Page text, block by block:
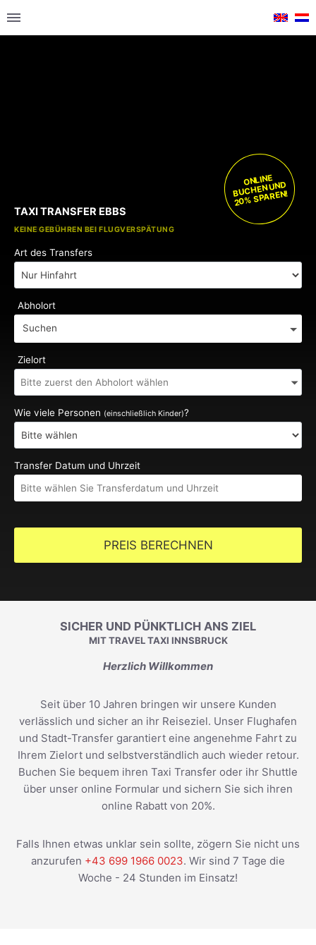
KOSTENLOSE KINDERSITZE
KEINE GEBÜHREN BEI FLUGVERSPÄTUNG
TAXI TRANSFER EBBS
ONLINE
BUCHEN UND
20% SPAREN!
Art des Transfers
Abholort
Suchen
Zielort
Wie viele Personen (einschließlich Kinder)?
Transfer Datum und Uhrzeit
PREIS BERECHNEN
SICHER UND PÜNKTLICH ANS ZIEL
MIT TRAVEL TAXI INNSBRUCK
Herzlich Willkommen
Seit über 10 Jahren bringen wir unsere Kunden
verlässlich und sicher an ihr Reiseziel. Unser Flughafen
und Stadt-Transfer garantiert eine angenehme Fahrt zu
Ihrem Zielort und selbstverständlich auch wieder retour.
Buchen Sie bequem ihren Taxi Transfer oder ihr Shuttle
über unser online Formular und sichern Sie sich ihren
online Rabatt von 20%.
Falls Ihnen etwas unklar sein sollte, zögern Sie nicht uns
anzurufen +43 699 1966 0023. Wir sind 7 Tage die
Woche - 24 Stunden im Einsatz!